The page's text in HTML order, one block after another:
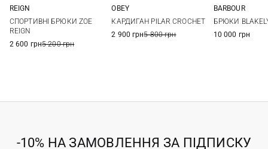
REIGN
СПОРТИВНІ БРЮКИ ZOE
REIGN
2 600 грн5 200 грн
OBEY
КАРДИГАН PILAR CROCHET
2 900 грн5 800 грн
BARBOUR
БРЮКИ
10 000 грн
-10% НА ЗАМОВЛЕННЯ ЗА ПІДПИСКУ